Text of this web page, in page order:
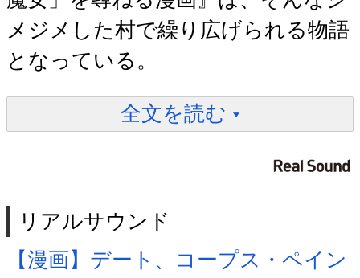
メジメした村で繰り広げられる物語
となっている。
全文を読む
リアルサウンド
【漫画】デート、コープス・ペイン